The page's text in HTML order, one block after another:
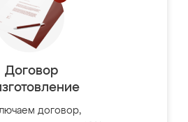
Договор
договор,